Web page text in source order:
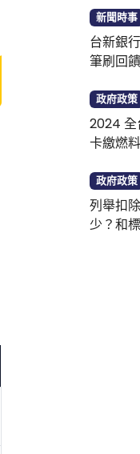
新聞時事
台新銀
筆刷回
政府政策
2024 全
卡繳燃
政府政策
列舉扣
少？和